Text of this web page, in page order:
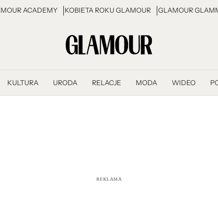
ACADEMY KOBIETA ROKU GLAMOUR GLAMOUR
KULTURA URODA RELACJE MODA WIDEO